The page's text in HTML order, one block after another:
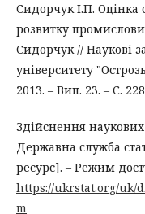
Сидорчук І.П. Оцінка
розвитку
Сидорчук // Наукові
університету
2013. – Вип. 23. – С.
Здійснення
Державна служба
ресурс]. – Режим
https://ukrstat.org/uk/
m